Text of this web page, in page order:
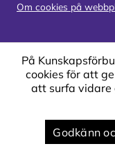
Om cookies på
På
cookies för att
att surfa vidare
Godkänn